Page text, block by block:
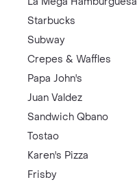
Starbucks
Subway
Crepes & Waffles
Papa John's
Juan Valdez
Sandwich Qbano
Tostao
Karen's Pizza
Frisby